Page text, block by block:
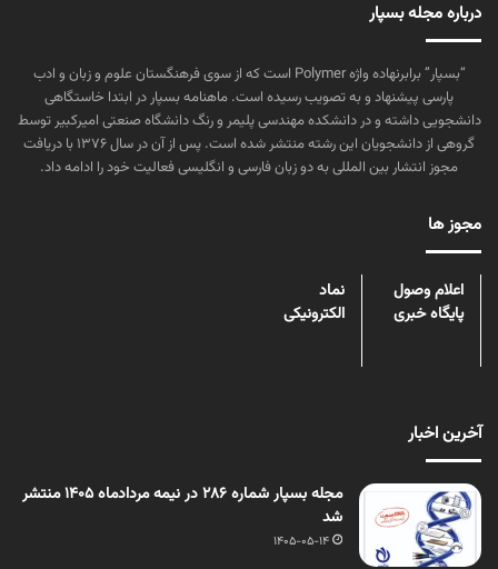
درباره مجله بسپار
“بسپار” برابرنهاده واژه Polymer است که از سوی فرهنگستان علوم و زبان و ادب
پارسی پیشنهاد و به تصویب رسیده است. ماهنامه بسپار در ابتدا خاستگاهی
دانشجویی داشته و در دانشکده مهندسی پلیمر و رنگ دانشگاه صنعتی امیرکبیر توسط
گروهی از دانشجویان این رشته منتشر شده است. پس از آن در سال ۱۳۷۶ با دریافت
مجوز انتشار بین المللی به دو زبان فارسی و انگلیسی فعالیت خود را ادامه داد.
مجوز ها
اعلام وصول
پایگاه خبری
نماد
الکترونیکی
آخرین اخبار
مجله بسپار شماره 286 در نیمه مردادماه 1405 منتشر
شد
1405-05-14